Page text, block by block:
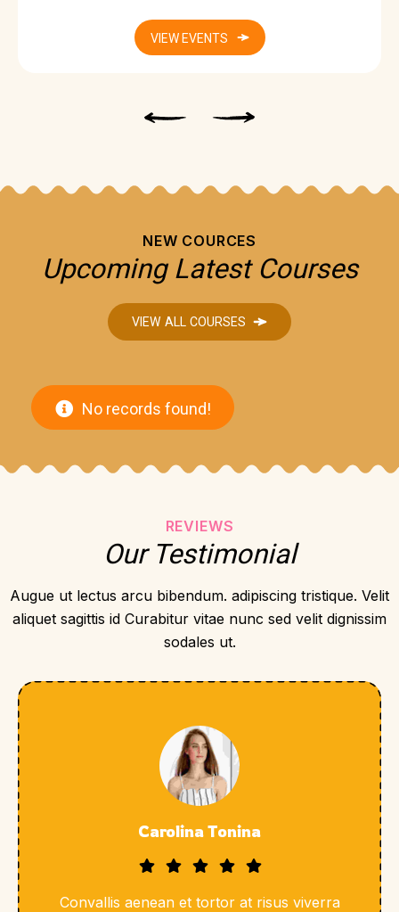
VIEW EVENTS
NEW COURCES
Upcoming Latest Courses
VIEW ALL COURSES
No records found!
REVIEWS
Our Testimonial
Augue ut lectus arcu bibendum. adipiscing tristique. Velit
aliquet sagittis id Curabitur vitae nunc sed velit dignissim
sodales ut.
Carolina Tonina
Convallis aenean et tortor at risus viverra